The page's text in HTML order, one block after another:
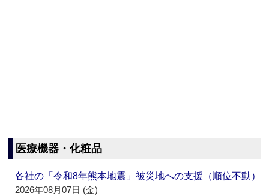
医療機器・化粧品
各社の「令和8年熊本地震」被災地への支援（順位不動）
2026年08月07日 (金)